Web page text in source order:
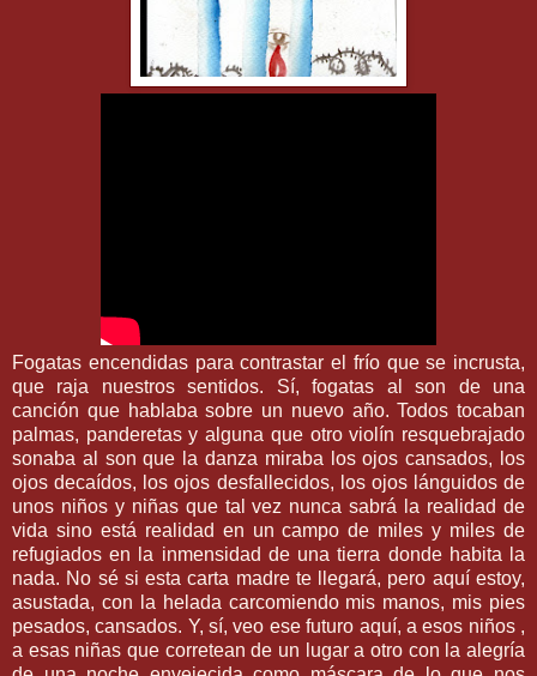
Fogatas encendidas para contrastar el frío que se incrusta,
que raja nuestros sentidos. Sí, fogatas al son de una
canción que hablaba sobre un nuevo año. Todos tocaban
palmas, panderetas y alguna que otro violín resquebrajado
sonaba al son que la danza miraba los ojos cansados, los
ojos decaídos, los ojos desfallecidos, los ojos lánguidos de
unos niños y niñas que tal vez nunca sabrá la realidad de
vida sino está realidad en un campo de miles y miles de
refugiados en la inmensidad de una tierra donde habita la
nada. No sé si esta carta madre te llegará, pero aquí estoy,
asustada, con la helada carcomiendo mis manos, mis pies
pesados, cansados. Y, sí, veo ese futuro aquí, a esos niños ,
a esas niñas que corretean de un lugar a otro con la alegría